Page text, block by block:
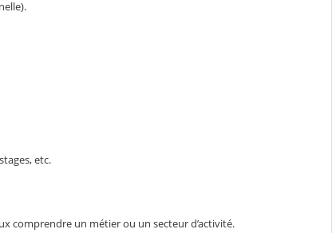
etc.
comprendre un métier ou un secteur d’activité.